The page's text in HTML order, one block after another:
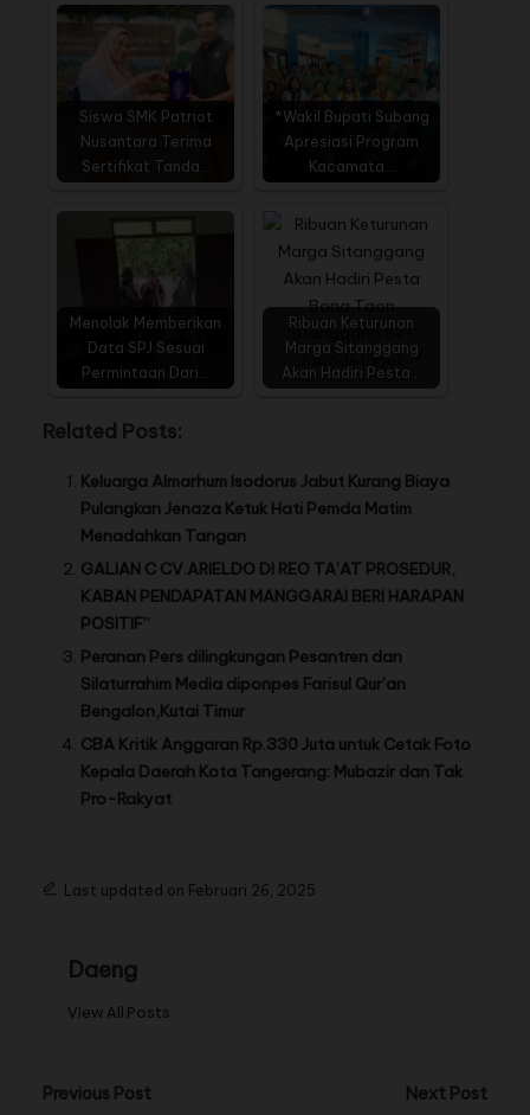
Siswa SMK Patriot
Nusantara Terima
Sertifikat Tanda…
*Wakil Bupati Subang
Apresiasi Program
Kacamata…
Menolak Memberikan
Data SPJ Sesuai
Permintaan Dari…
Ribuan Keturunan
Marga Sitanggang
Akan Hadiri Pesta…
Related Posts:
Keluarga Almarhum Isodorus Jabut Kurang Biaya
Pulangkan Jenaza Ketuk Hati Pemda Matim
Menadahkan Tangan
GALIAN C CV.ARIELDO DI REO TA’AT PROSEDUR,
KABAN PENDAPATAN MANGGARAI BERI HARAPAN
POSITIF”
Peranan Pers dilingkungan Pesantren dan
Silaturrahim Media diponpes Farisul Qur’an
Bengalon,Kutai Timur
CBA Kritik Anggaran Rp.330 Juta untuk Cetak Foto
Kepala Daerah Kota Tangerang: Mubazir dan Tak
Pro-Rakyat
Last updated on Februari 26, 2025
Daeng
View All Posts
Previous Post
Next Post